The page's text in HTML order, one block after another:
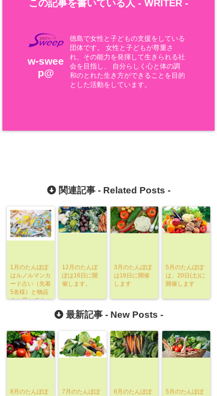
この記事を書いている人 - WRITER -
w-swee
p@
徳島で女性と子どもの支援をしている
団体です。 女性と子どもが尊重さ
れ、その能力を発揮して生きられる社
会を目指し、 自分らしく心と体の調
和のとれた生き方ができることを目的
とした活動をしています。
関連記事 - Related Posts -
1月のたんぽぽ
はルノルマンカ
ード占い（先着
5名様）と物品
のお渡しです。
12月のたんぽ
ぽは16日に開
催します。
3月のたんぽぽ
は16日に開催
します
5月のたんぽぽ
は、20日(土)に
開催します
最新記事 - New Posts -
8月のたんぽぽ
7月のたんぽぽ
6月のたんぽぽ
5月のたんぽぽ